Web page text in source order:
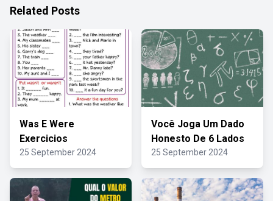
Related Posts
Was E Were
Exercicios
25 September 2024
Você Joga Um Dado
Honesto De 6 Lados
25 September 2024